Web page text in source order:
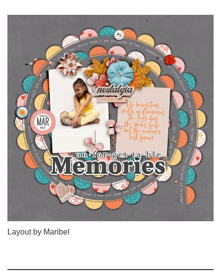
Layout by Maribel